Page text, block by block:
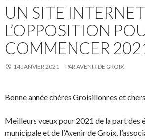
UN SITE
L’OPPOSITION
COMMENCER
14 JANVIER 2021 PARAVENIR DE GROIX
Bonne année chères Groisillonnes et
Meilleurs vœux pour 2021 de la part des
municipale et de l’Avenir de Groix,